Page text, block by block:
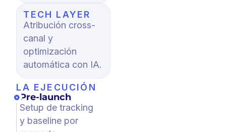
TECH LAYER
Atribución cross-
canal y
optimización
automática con IA.
LA EJECUCIÓN
Pre-launch
Setup de tracking
y baseline por